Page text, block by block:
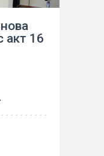
акт 16